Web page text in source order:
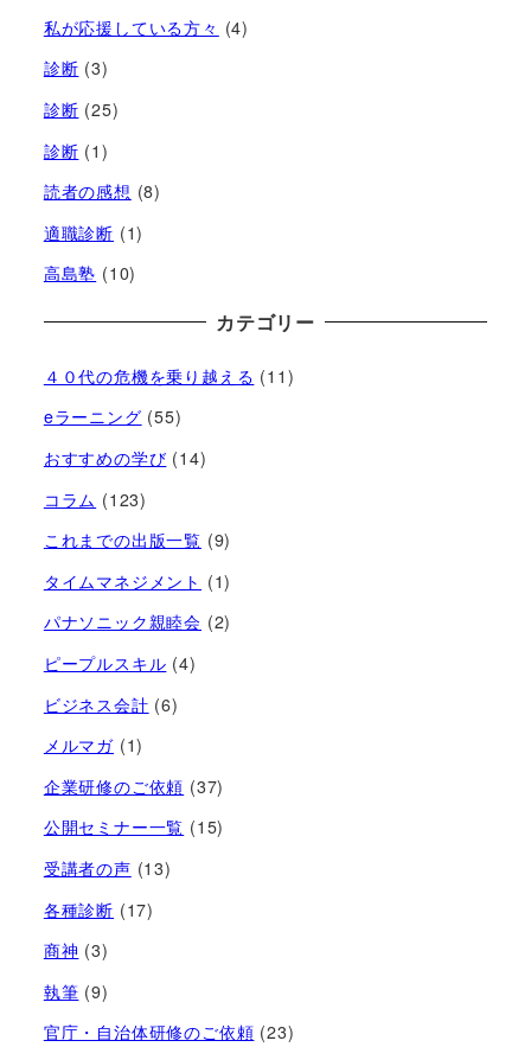
私が応援している方々 (4)
診断 (3)
診断 (25)
診断 (1)
読者の感想 (8)
適職診断 (1)
高島塾 (10)
カテゴリー
４０代の危機を乗り越える (11)
eラーニング (55)
おすすめの学び (14)
コラム (123)
これまでの出版一覧 (9)
タイムマネジメント (1)
パナソニック親睦会 (2)
ピープルスキル (4)
ビジネス会計 (6)
メルマガ (1)
企業研修のご依頼 (37)
公開セミナー一覧 (15)
受講者の声 (13)
各種診断 (17)
商神 (3)
執筆 (9)
官庁・自治体研修のご依頼 (23)